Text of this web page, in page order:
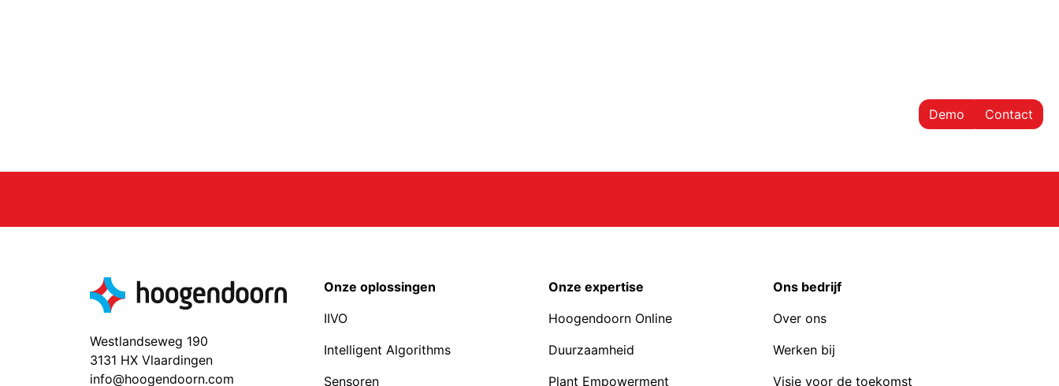
Demo Contact
Westlandseweg 190
3131 HX Vlaardingen
info@hoogendoorn.com
Onze oplossingen
IIVO
Intelligent Algorithms
Sensoren
Onze expertise
Hoogendoorn Online
Duurzaamheid
Plant Empowerment
Ons bedrijf
Over ons
Werken bij
Visie voor de toekomst